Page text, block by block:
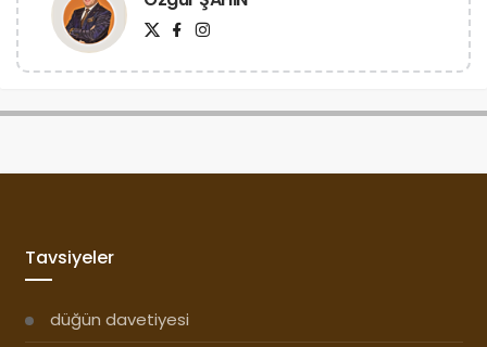
Tavsiyeler
düğün davetiyesi